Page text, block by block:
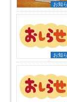
お知
お知